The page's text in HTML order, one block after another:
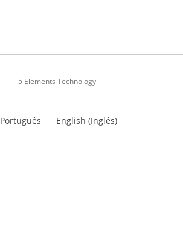
5 Elements Technology
Português English (Inglês)